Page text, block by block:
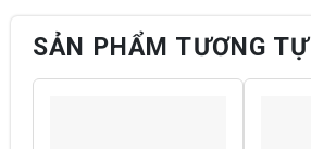
SẢN PHẨM TƯƠNG TỰ